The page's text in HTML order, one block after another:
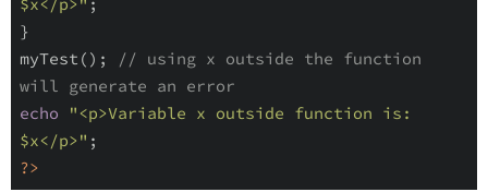
}
myTest();
// using x outside the function
will generate an error
echo
"<p>Variable x outside function is:
$x</p>"
?>